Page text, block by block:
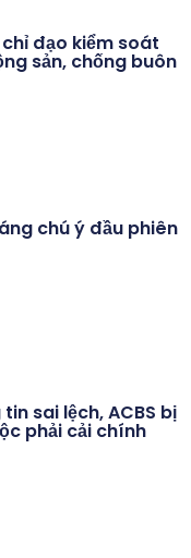
đạo kiểm soát
sản, chống buôn
chú ý đầu phiên
sai lệch, ACBS bị
phải cải chính